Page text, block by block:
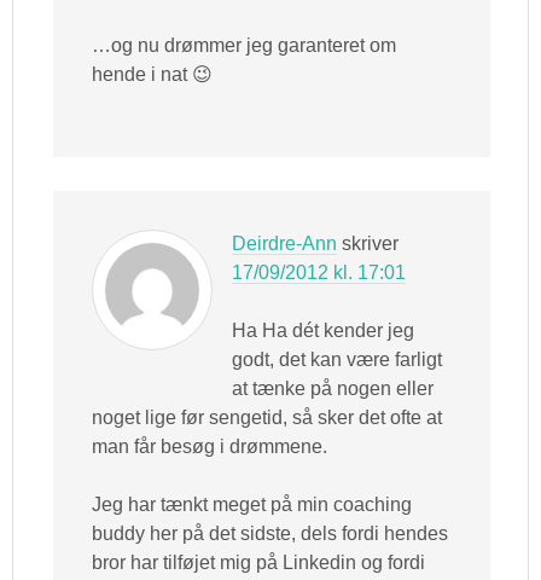
…og nu drømmer jeg garanteret om
hende i nat 😉
Deirdre-Ann skriver
17/09/2012 kl. 17:01
Ha Ha dét kender jeg
godt, det kan være farligt
at tænke på nogen eller
noget lige før sengetid, så sker det ofte at
man får besøg i drømmene.
Jeg har tænkt meget på min coaching
buddy her på det sidste, dels fordi hendes
bror har tilføjet mig på Linkedin og fordi